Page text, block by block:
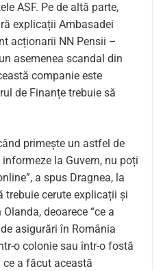
ASF. Pe de altă parte,
explicații Ambasadei
acționarii NN Pensii –
asemenea scandal din
companie este
de Finanțe trebuie să
primește un astfel de
la Guvern, nu poți
a spus Dragnea, la
trebuie cerute explicații și
deoarece “ce a
asigurări în România
o colonie sau într-o fostă
ce a făcut această